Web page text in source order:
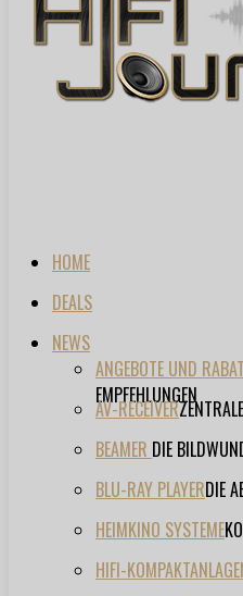
HOME
DEALS
NEWS
ANGEBOTE UND
EMPFEHLUNGEN
AV-RECEIVER
BEAMER DIE
BLU-RAY PLAYERDIE
HEIMKINO SYSTEME
HIFI-